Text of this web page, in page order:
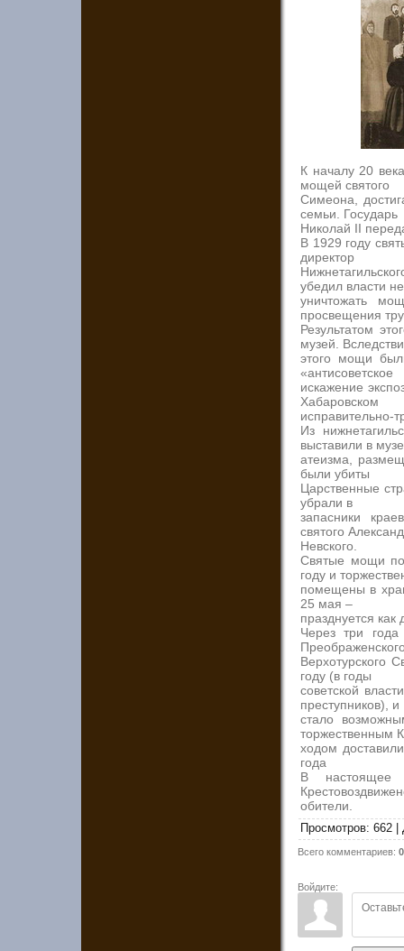
К началу 20
мощей святого
Симеона,
семьи. Государь
Николай II
В 1929 году
директор
убедил власти не
уничтожать
просвещения
Результатом
музей.
этого мощи
«антисоветское
искажение
Хабаровском
исправительно-
Из
выставили в
атеизма,
были убиты
Царственные
убрали в
запасники
святого
Невского.
Святые мощи
году и
помещены в
25 мая –
празднуется
Через три года
Верхотурского
году (в годы
советской
преступников), и
стало
торжественным
ходом
года
В настоящее
обители.
Просмотров: 662
Всего комментариев: 0
Войдите: